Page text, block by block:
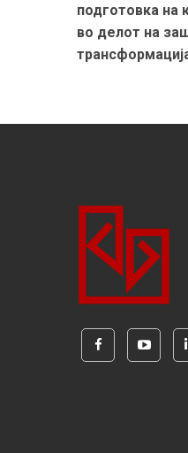
подготовка на
во делот на